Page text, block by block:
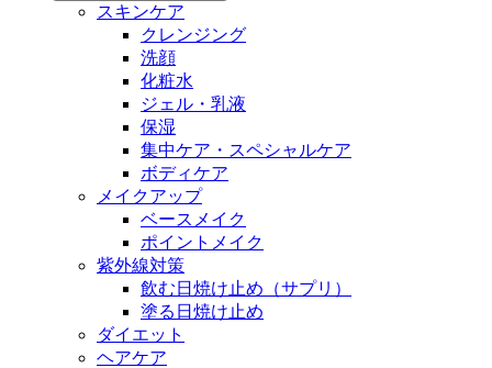
スキンケア
クレンジング
洗顔
化粧水
ジェル・乳液
保湿
集中ケア・スペシャルケア
ボディケア
メイクアップ
ベースメイク
ポイントメイク
紫外線対策
飲む日焼け止め（サプリ）
塗る日焼け止め
ダイエット
ヘアケア